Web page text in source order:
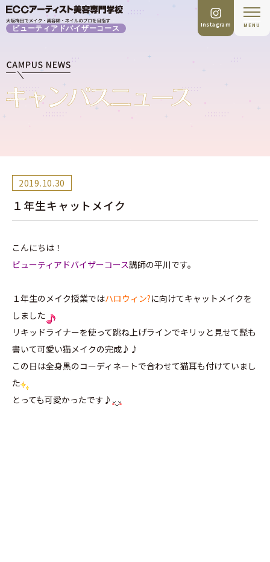
ビューティアドバイザーコース MENU
Instagram
2019.10.30
１年生キャットメイク
こんにちは！
ビューティアドバイザーコース講師の平川です。
１年生のメイク授業ではハロウィン?に向けてキャットメイクを
しました
リキッドライナーを使って跳ね上げラインでキリッと見せて髭も
書いて可愛い猫メイクの完成♪♪
この日は全身黒のコーディネートで合わせて猫耳も付けていまし
た
とっても可愛かったです♪